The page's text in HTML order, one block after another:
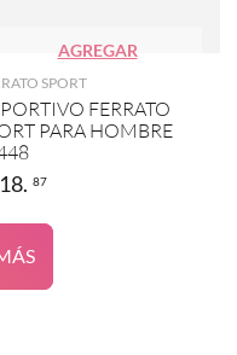
AGREGAR
SPORT
FERRATO
PARA HOMBRE
. 87